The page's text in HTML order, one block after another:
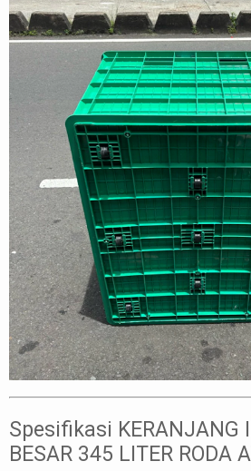
Spesifikasi KERANJANG
BESAR 345 LITER RODA